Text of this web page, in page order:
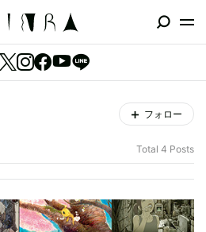
フォロー
Total 4 Posts